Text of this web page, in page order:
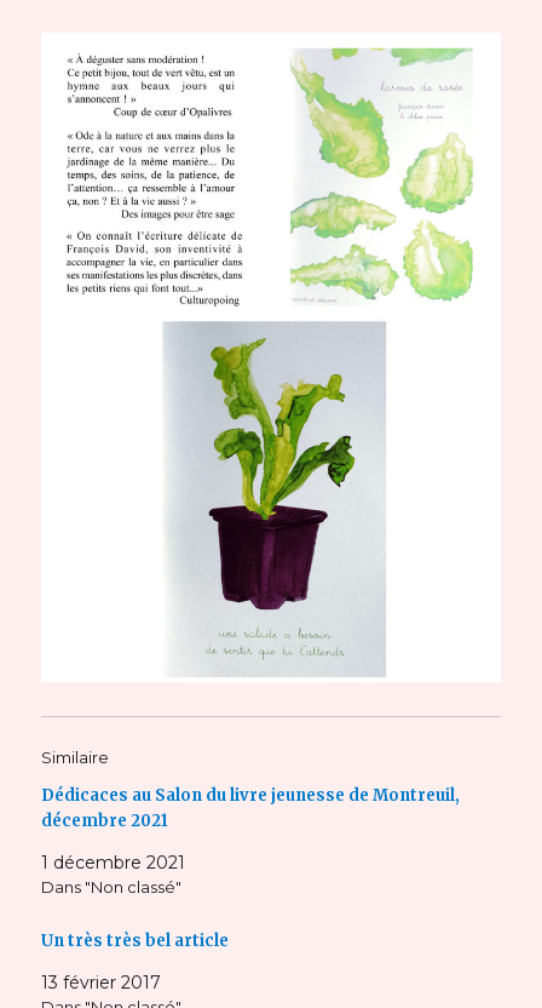
Similaire
Dédicaces au Salon du livre jeunesse de Montreuil,
décembre 2021
1 décembre 2021
Dans "Non classé"
Un très très bel article
13 février 2017